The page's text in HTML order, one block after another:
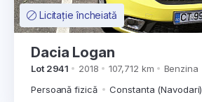
Licitație încheiată
Dacia Logan
Lot 2941 2018 107,712 km
Benzina
Persoană fizică
Constanta (Navodari)